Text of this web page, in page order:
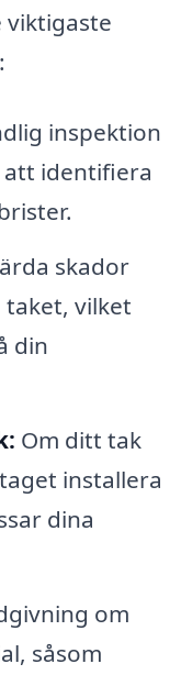
viktigaste
inspektion
identifiera
skador
vilket
din
Om ditt tak
installera
dina
om
såsom